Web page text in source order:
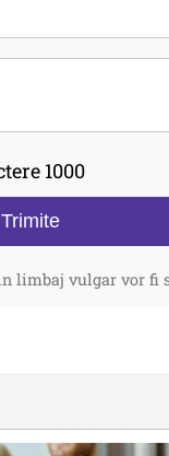
1000
Trimite
limbaj vulgar vor fi